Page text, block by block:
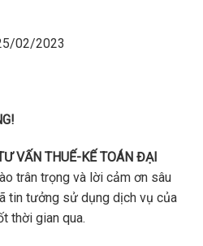
02/2023
VẤN THUẾ-KẾ TOÁN ĐẠI
trân trọng và lời cảm ơn sâu
tin tưởng sử dụng dịch vụ của
thời gian qua.